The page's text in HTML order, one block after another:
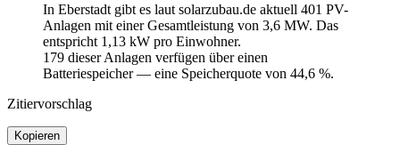
In Eberstadt gibt es laut solarzubau.de aktuell 401 PV-
Anlagen mit einer Gesamtleistung von 3,6 MW. Das
entspricht 1,13 kW pro Einwohner.
179 dieser Anlagen verfügen über einen
Batteriespeicher — eine Speicherquote von 44,6 %.
Zitiervorschlag
Kopieren